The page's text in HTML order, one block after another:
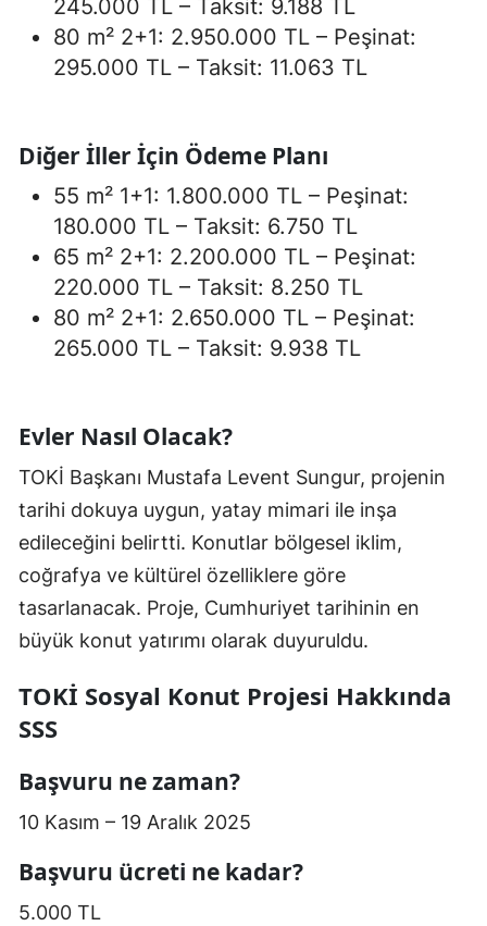
245.000 TL – Taksit: 9.188 TL
80 m² 2+1: 2.950.000 TL – Peşinat:
295.000 TL – Taksit: 11.063 TL
Diğer İller İçin Ödeme Planı
55 m² 1+1: 1.800.000 TL – Peşinat:
180.000 TL – Taksit: 6.750 TL
65 m² 2+1: 2.200.000 TL – Peşinat:
220.000 TL – Taksit: 8.250 TL
80 m² 2+1: 2.650.000 TL – Peşinat:
265.000 TL – Taksit: 9.938 TL
Evler Nasıl Olacak?
TOKİ Başkanı Mustafa Levent Sungur, projenin
tarihi dokuya uygun, yatay mimari ile inşa
edileceğini belirtti. Konutlar bölgesel iklim,
coğrafya ve kültürel özelliklere göre
tasarlanacak. Proje, Cumhuriyet tarihinin en
büyük konut yatırımı olarak duyuruldu.
TOKİ Sosyal Konut Projesi Hakkında
SSS
Başvuru ne zaman?
10 Kasım – 19 Aralık 2025
Başvuru ücreti ne kadar?
5.000 TL